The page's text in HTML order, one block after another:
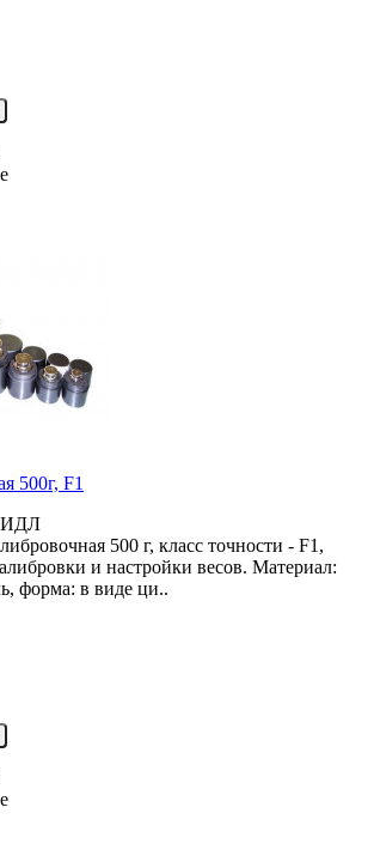
500г, F1
500 г, класс точности - F1,
и настройки весов. Материал:
форма: в виде ци..